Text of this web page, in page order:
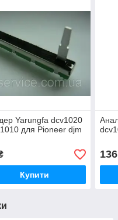
Yarungfa dcv1020
для Pioneer djm
Купити
136